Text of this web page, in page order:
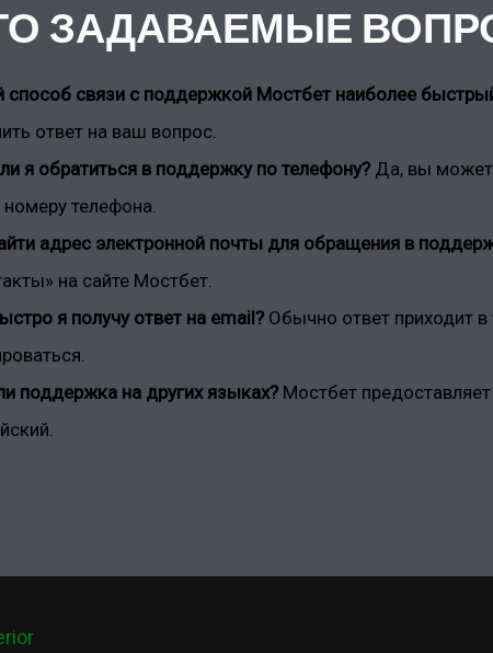
ЗАДАВАЕМЫЕ
способ связи с поддержкой Мостбет наиболее
ответ на ваш вопрос.
я обратиться в поддержку по телефону? Да, вы
номеру телефона.
адрес электронной почты для обращения в
на сайте Мостбет.
я получу ответ на email? Обычно ответ приходит
поддержка на других языках? Мостбет